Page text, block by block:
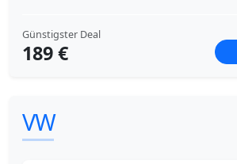
Günstigster Deal
189 €
VW